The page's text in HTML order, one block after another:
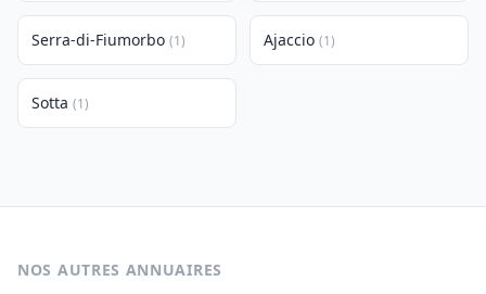
Serra-di-Fiumorbo (1) Ajaccio (1)
Sotta (1)
NOS AUTRES ANNUAIRES